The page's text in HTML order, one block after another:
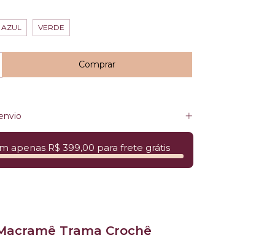
AZUL VERDE
apenas R$ 399,00 para frete grátis
Trama Crochê